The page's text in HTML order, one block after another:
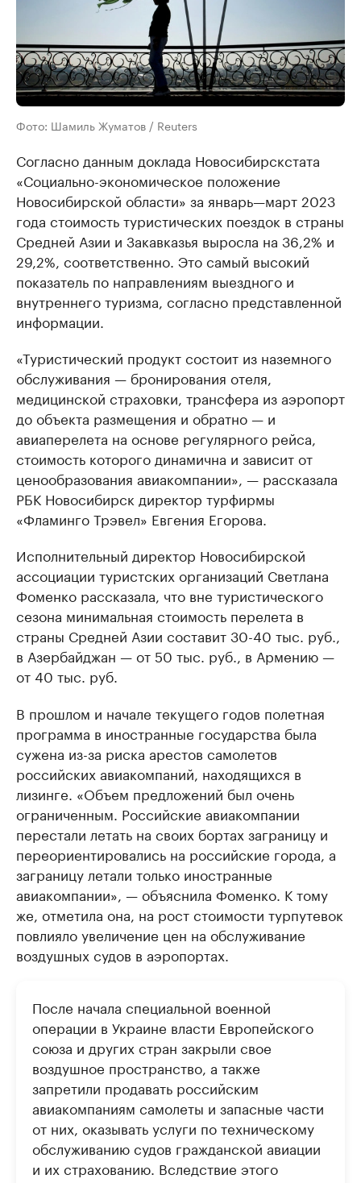
Фото: Шамиль Жуматов / Reuters
Согласно данным доклада Новосибирскстата
«Социально-экономическое положение
Новосибирской области» за январь—март 2023
года стоимость туристических поездок в страны
Средней Азии и Закавказья выросла на 36,2% и
29,2%, соответственно. Это самый высокий
показатель по направлениям выездного и
внутреннего туризма, согласно представленной
информации.
«Туристический продукт состоит из наземного
обслуживания — бронирования отеля,
медицинской страховки, трансфера из аэропорт
до объекта размещения и обратно — и
авиаперелета на основе регулярного рейса,
стоимость которого динамична и зависит от
ценообразования авиакомпании», — рассказала
РБК Новосибирск директор турфирмы
«Фламинго Трэвел» Евгения Егорова.
Исполнительный директор Новосибирской
ассоциации туристских организаций Светлана
Фоменко рассказала, что вне туристического
сезона минимальная стоимость перелета в
страны Средней Азии составит 30-40 тыс. руб.,
в Азербайджан — от 50 тыс. руб., в Армению —
от 40 тыс. руб.
В прошлом и начале текущего годов полетная
программа в иностранные государства была
сужена из-за риска арестов самолетов
российских авиакомпаний, находящихся в
лизинге. «Объем предложений был очень
ограниченным. Российские авиакомпании
перестали летать на своих бортах заграницу и
переориентировались на российские города, а
заграницу летали только иностранные
авиакомпании», — объяснила Фоменко. К тому
же, отметила она, на рост стоимости турпутевок
повлияло увеличение цен на обслуживание
воздушных судов в аэропортах.
После начала специальной военной
операции в Украине власти Европейского
союза и других стран закрыли свое
воздушное пространство, а также
запретили продавать российским
авиакомпаниям самолеты и запасные части
от них, оказывать услуги по техническому
обслуживанию судов гражданской авиации
и их страхованию. Вследствие этого